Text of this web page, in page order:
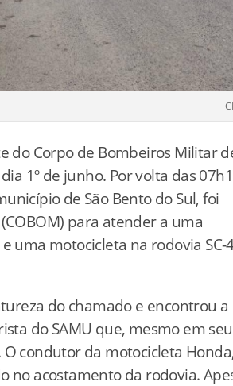
do Corpo de Bombeiros Militar
1º de junho. Por volta das
de São Bento do Sul, foi
para atender a uma
uma motocicleta na rodovia SC-
do chamado e encontrou a
do SAMU que, mesmo em
condutor da motocicleta
no acostamento da rodovia.